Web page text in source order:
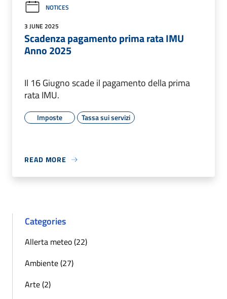
NOTICES
3 JUNE 2025
Scadenza pagamento prima rata IMU
Anno 2025
Il 16 Giugno scade il pagamento della prima
rata IMU.
Imposte Tassa sui servizi
READ MORE
Categories
Allerta meteo (22)
Ambiente (27)
Arte (2)